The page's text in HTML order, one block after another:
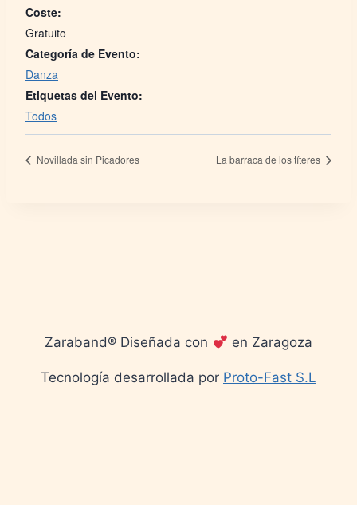
Coste:
Gratuito
Categoría de Evento:
Danza
Etiquetas del Evento:
Todos
Novillada sin Picadores La barraca de los títeres
Zaraband® Diseñada con en Zaragoza
Tecnología desarrollada por Proto-Fast S.L